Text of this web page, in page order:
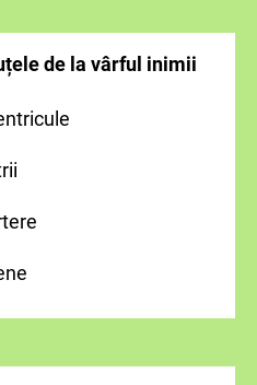
de la vârful inimii